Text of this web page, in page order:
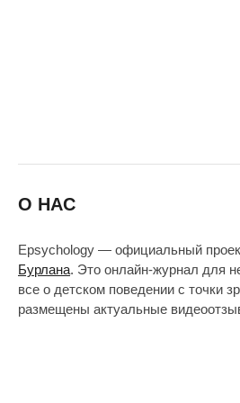
О НАС
Epsychology — официальный
Бурлана. Это онлайн-журнал для
все о детском поведении с точки
размещены актуальные